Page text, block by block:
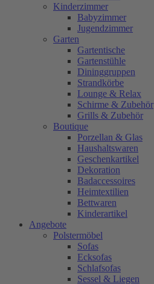
Kinderzimmer
Babyzimmer
Jugendzimmer
Garten
Gartentische
Gartenstühle
Dininggruppen
Strandkörbe
Lounge & Relax
Schirme & Zubehör
Grills & Zubehör
Boutique
Porzellan & Glas
Haushaltswaren
Geschenkartikel
Dekoration
Badaccessoires
Heimtextilien
Bettwaren
Kinderartikel
Angebote
Polstermöbel
Sofas
Ecksofas
Schlafsofas
Sessel & Liegen